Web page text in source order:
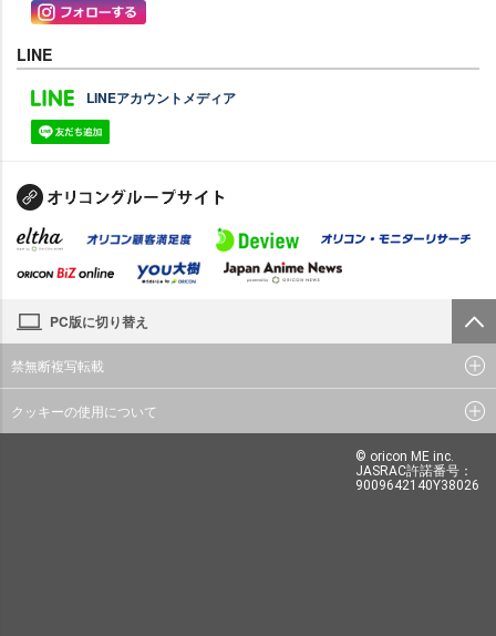
LINE
LINEアカウントメディア
PC版に切り替え
禁無断複写転載
クッキーの使用について
© oricon ME inc.
JASRAC許諾番号：
9009642140Y38026